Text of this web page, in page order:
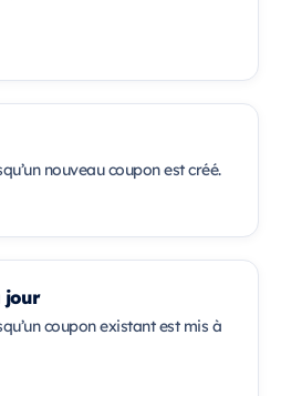
nouveau coupon est créé.
jour
coupon existant est mis à